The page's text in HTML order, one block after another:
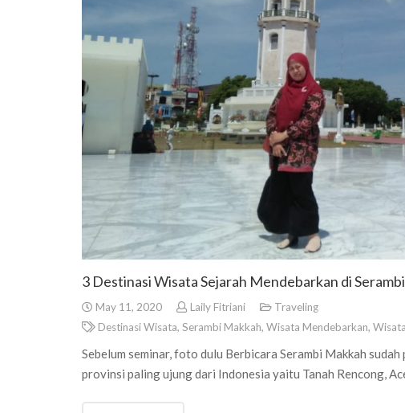
3 Destinasi Wisata Sejarah Mendebarkan di
May 11, 2020 Laily Fitriani
Traveling
Destinasi Wisata, Serambi Makkah, Wisata Mendebarkan,
Sebelum seminar, foto dulu Berbicara Serambi Makkah
provinsi paling ujung dari Indonesia yaitu Tanah Rencong,